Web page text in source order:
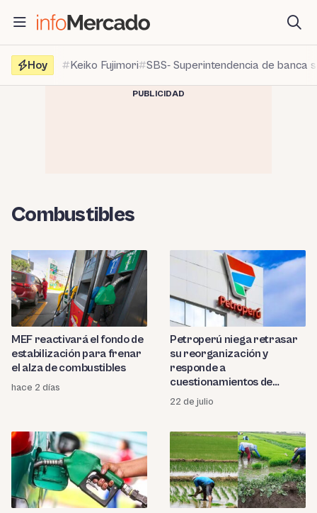
contenido
Hoy
Keiko Fujimori SBS- Superintendencia de banca
PUBLICIDAD
Combustibles
MEF reactivará el fondo de
estabilización para frenar
el alza de combustibles
hace 2 días
Petroperú niega retrasar
su reorganización y
responde a
cuestionamientos de
ProInversión
22 de julio